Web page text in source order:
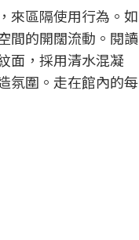
來區隔使用行為。如
間的開闊流動。閱讀
面，採用清水混凝
氛圍。走在館內的每